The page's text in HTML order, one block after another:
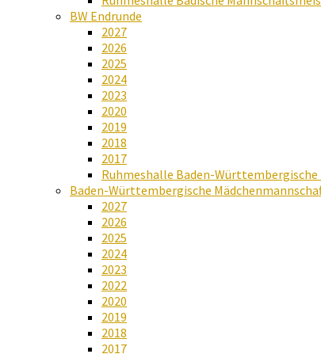
BW Endrunde
2027
2026
2025
2024
2023
2020
2019
2018
2017
Ruhmeshalle Baden-Württembergische
Baden-Württembergische
2027
2026
2025
2024
2023
2022
2020
2019
2018
2017